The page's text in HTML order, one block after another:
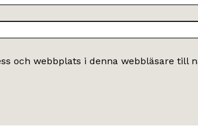
och webbplats i denna webbläsare till